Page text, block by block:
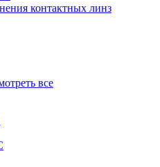
контактных линз
все